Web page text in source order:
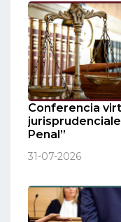
Conferencia
Penal”
31-07-2026